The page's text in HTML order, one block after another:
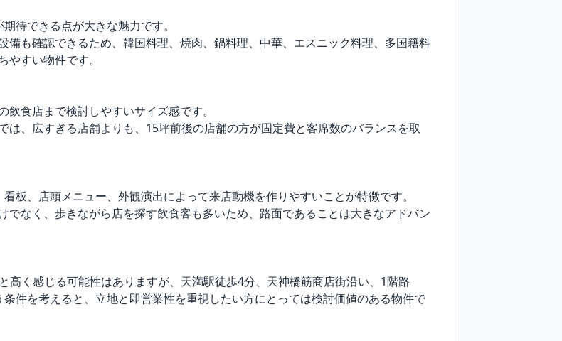
待できる点が大きな魅力です。
備も確認できるため、韓国料理、焼肉、鍋料理、中華、エスニック料理、多国籍料
すい物件です。
食店まで検討しやすいサイズ感です。
、広すぎる店舗よりも、15坪前後の店舗の方が固定費と客席数のバランスを取
板、店頭メニュー、外観演出によって来店動機を作りやすいことが特徴です。
なく、歩きながら店を探す飲食客も多いため、路面であることは大きなアドバン
高く感じる可能性はありますが、天満駅徒歩4分、天神橋筋商店街沿い、1階路
件を考えると、立地と即営業性を重視したい方にとっては検討価値のある物件で